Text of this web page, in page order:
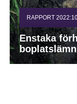
RAPPORT
Enstaka